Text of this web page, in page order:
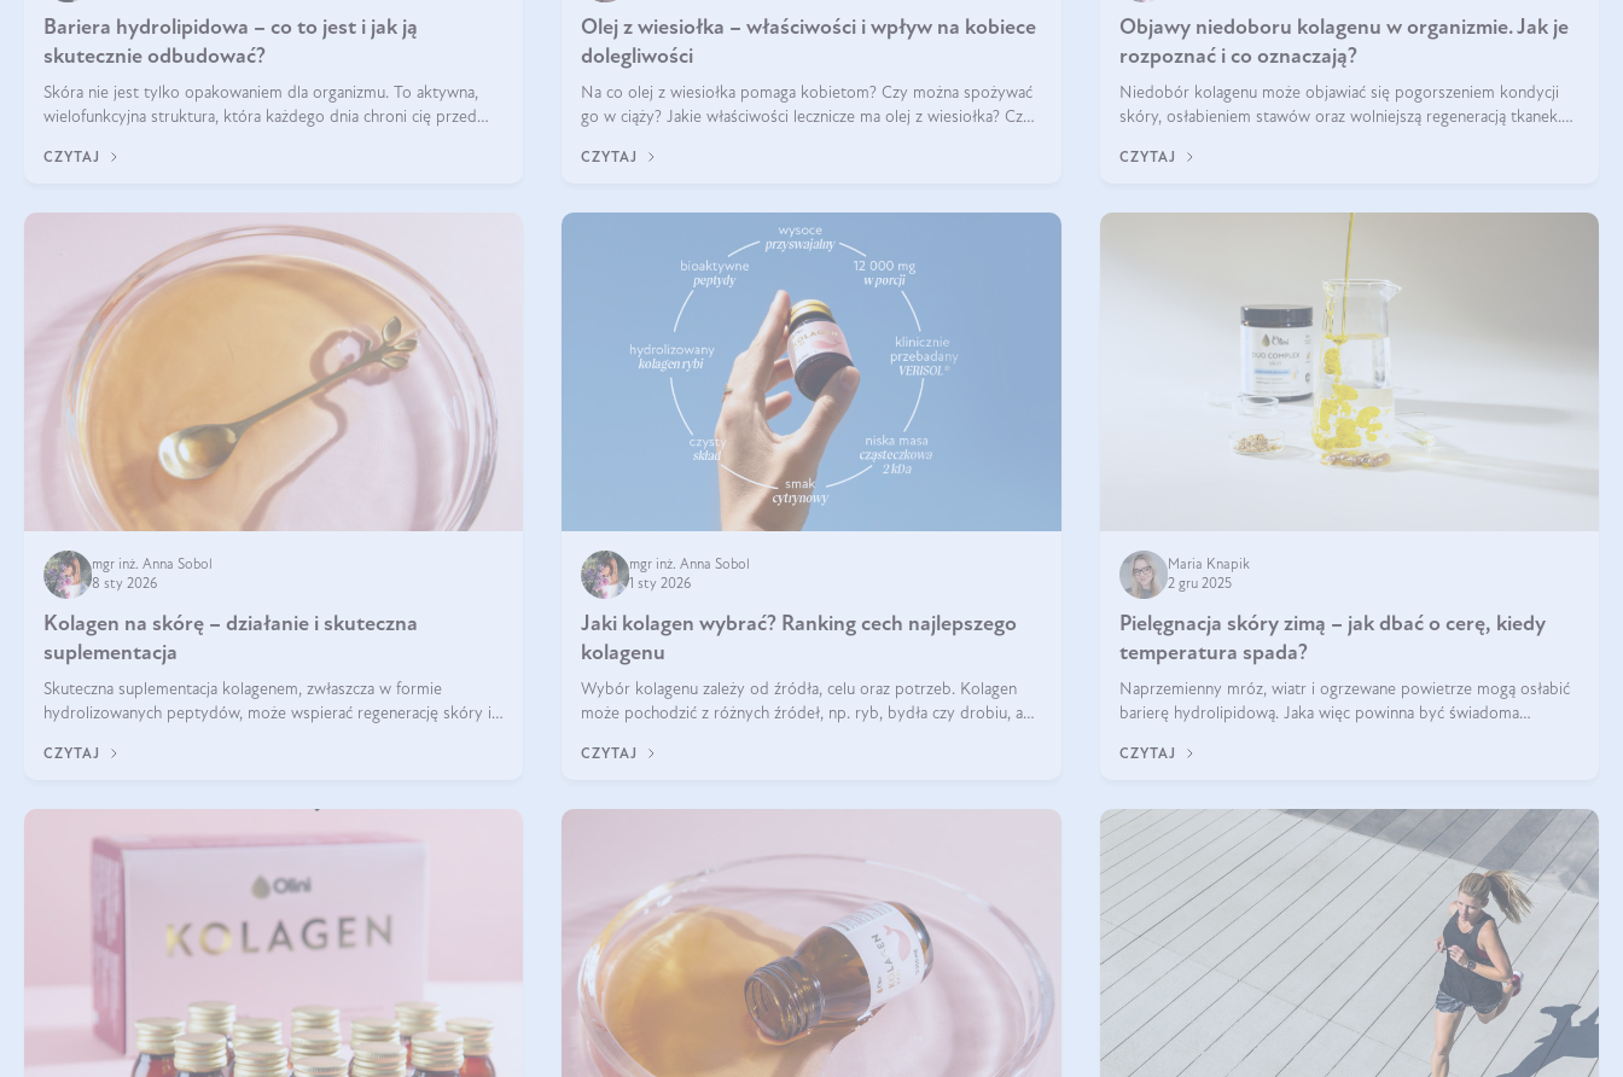
Bariera hydrolipidowa – co to jest i jak ją
skutecznie odbudować?
Skóra nie jest tylko opakowaniem dla organizmu. To aktywna,
wielofunkcyjna struktura, która każdego dnia chroni cię przed
środowiskowymi. Jednym z jej kluczowych elementów jest
CZYTAJ
Olej z wiesiołka – właściwości i wpływ na kobiece
dolegliwości
Na co olej z wiesiołka pomaga kobietom? Czy można spożywać
go w ciąży? Jakie właściwości lecznicze ma olej z wiesiołka? Czy
efekty? Jaka jes
CZYTAJ
Objawy niedoboru kolagenu w organizmie. Jak je
rozpoznać i co oznaczają?
Niedobór kolagenu może objawiać się pogorszeniem kondycji
skóry, osłabieniem stawów oraz wolniejszą regeneracją tkanek.
skóry, bóle stawów, łamliwość paznokci oraz osłabienie włosów.
CZYTAJ
mgr inż. Anna Sobol
8 sty 2026
Kolagen na skórę – działanie i skuteczna
suplementacja
Skuteczna suplementacja kolagenem, zwłaszcza w formie
hydrolizowanych peptydów, może wspierać regenerację skóry i
regularnością stosowania.
CZYTAJ
mgr inż. Anna Sobol
1 sty 2026
Jaki kolagen wybrać? Ranking cech najlepszego
kolagenu
Wybór kolagenu zależy od źródła, celu oraz potrzeb. Kolagen
może pochodzić z różnych źródeł, np. ryb, bydła czy drobiu, a
sprawdza się kolagen rybi, a dla wspierania stawów — kolagen
CZYTAJ
Maria Knapik
2 gru 2025
Pielęgnacja skóry zimą – jak dbać o cerę, kiedy
temperatura spada?
Naprzemienny mróz, wiatr i ogrzewane powietrze mogą osłabić
barierę hydrolipidową. Jaka więc powinna być świadoma
CZYTAJ